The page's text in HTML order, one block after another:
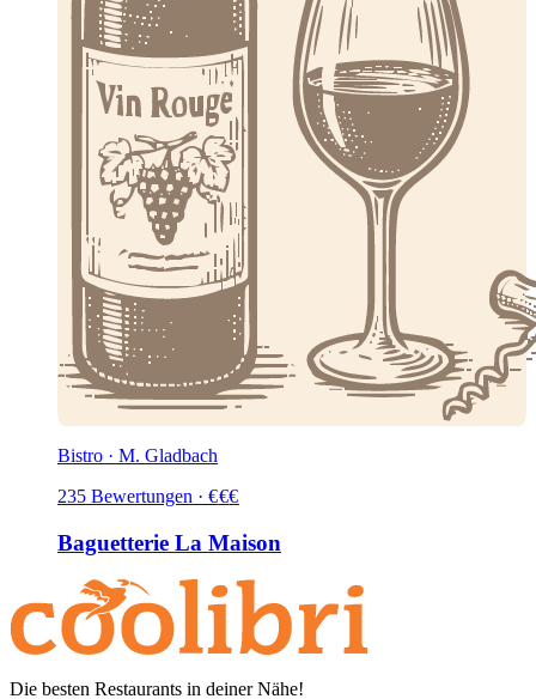
Bistro · M. Gladbach
235 Bewertungen · €€€
Baguetterie La Maison
Die besten Restaurants in deiner Nähe!